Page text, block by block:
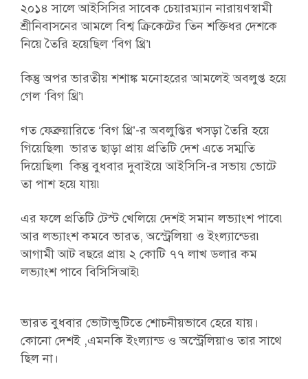
২০১৪ সালে আইসিসির সাবেক চেয়ারম্যান নারায়ণস্বামী
শ্রীনিবাসনের আমলে বিশ্ব ক্রিকেটের তিন শক্তিধর দেশকে
নিয়ে তৈরি হয়েছিল ‘বিগ থ্রি’৷
কিন্তু অপর ভারতীয় শশাঙ্ক মনোহরের আমলেই অবলুপ্ত হয়ে
গেল ‘বিগ থ্রি’৷
গত ফেব্রুয়ারিতে ‘বিগ থ্রি’-র অবলুপ্তির খসড়া তৈরি হয়ে
গিয়েছিল৷ ভারত ছাড়া প্রায় প্রতিটি দেশ এতে সম্মতি
দিয়েছিল৷ কিন্তু বুধবার দুবাইয়ে আইসিসি-র সভায় ভোটে
তা পাশ হয়ে যায়৷
এর ফলে প্রতিটি টেস্ট খেলিয়ে দেশই সমান লভ্যাংশ পাবে৷
আর লভ্যাংশ কমবে ভারত, অস্ট্রেলিয়া ও ইংল্যান্ডের৷
আগামী আট বছরে প্রায় ২ কোটি ৭৭ লাখ ডলার কম
লভ্যাংশ পাবে বিসিসিআই৷
ভারত বুধবার ভোটাভুটিতে শোচনীয়ভাবে হেরে যায়।
কোনো দেশই ,এমনকি ইংল্যান্ড ও অস্ট্রেলিয়াও তার সাথে
ছিল না।